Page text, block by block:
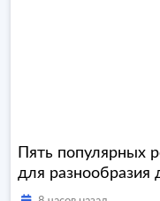
Пять популярных
для разнообразия